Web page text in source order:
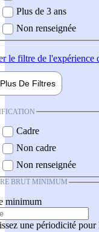
Plus de 3 ans
Non renseignée
le filtre de l'expérience
Plus De Filtres
Cadre
Non cadre
Non renseignée
BRUT MINIMUM
minimum
une périodicité pour